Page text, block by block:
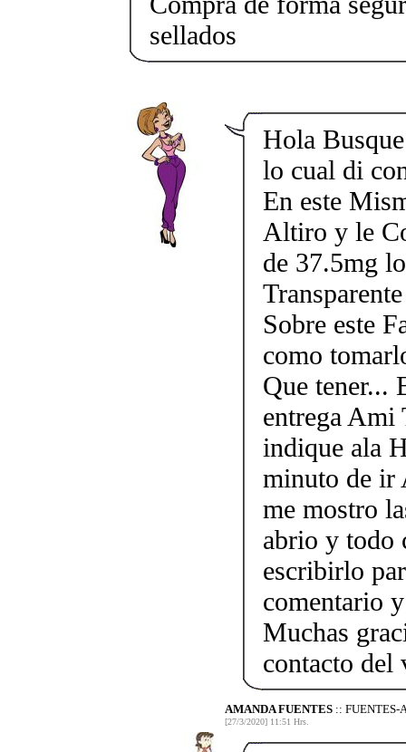
sellados
Hola
lo cual di
En este
Altiro y le
de 37.5mg
Sobre este
como
Que tener...
entrega Ami
indique ala
minuto de ir
me mostro
abrio y todo
escribirlo
comentario
Muchas
contacto del
AMANDA FUENTES:: FUENTES-
[27/3/2020] 11:51 Hrs.